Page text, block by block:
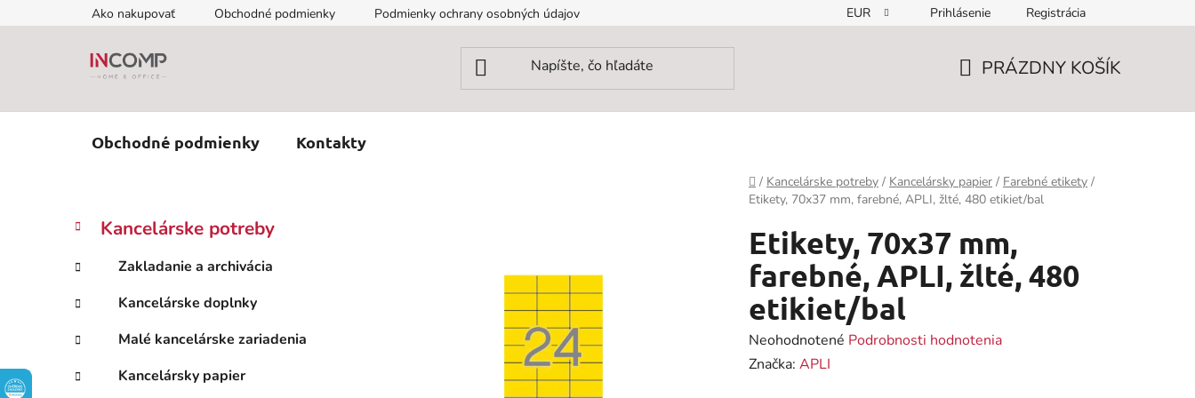
na
Ako nakupovať Obchodné podmienky Podmienky ochrany osobných údajov EUR Prihlásenie Registrácia
PRÁZDNY KOŠÍK
Obchodné podmienky Kontakty
Domov
/ Kancelárske potreby / Kancelársky papier / Farebné etikety /
Etikety, 70x37 mm, farebné, APLI, žlté, 480 etikiet/bal
B
č
ý
p
n
Preskočiť
kategórie
K
a
e
g
ó
r
e
Kancelárske potreby
Zakladanie a archivácia
Kancelárske doplnky
Malé kancelárske zariadenia
Kancelársky papier
Etikety, 70x37 mm,
farebné, APLI, žlté, 480
etikiet/bal
Priemerné
hodnotenie
Neohodnotené Podrobnosti hodnotenia
Značka: APLI